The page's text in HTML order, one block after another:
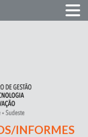
INFORMES